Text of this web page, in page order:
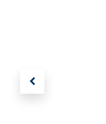
Nuestra
En este